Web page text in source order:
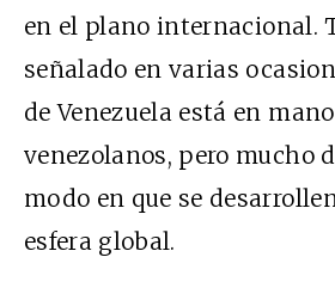
en el plano internacional.
señalado en varias
de Venezuela está en
venezolanos, pero mucho
modo en que se
esfera global.